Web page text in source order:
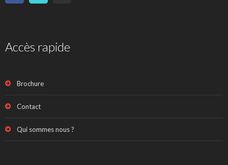
Accès rapide
Brochure
Contact
Qui sommes nous ?